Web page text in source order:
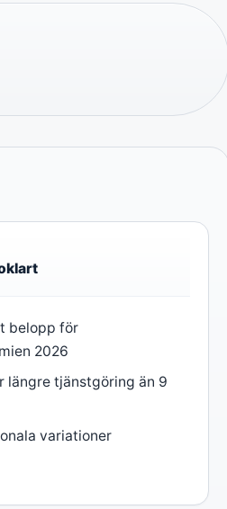
belopp för
2026
längre tjänstgöring än 9
variationer